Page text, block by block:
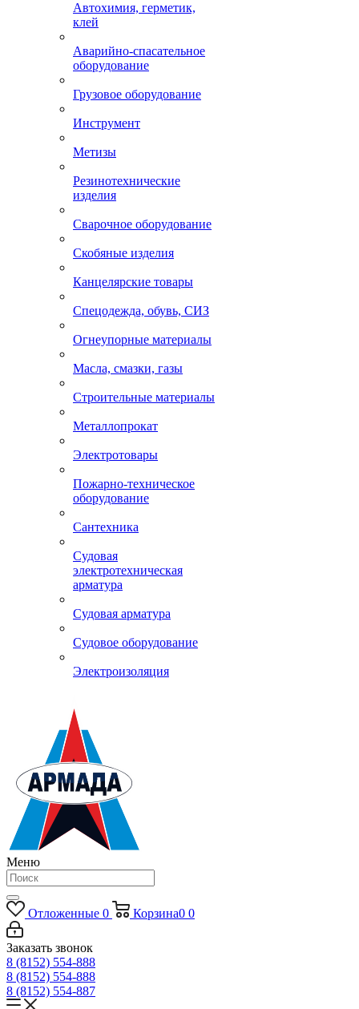
Автохимия, герметик,
клей
Аварийно-спасательное
оборудование
Грузовое оборудование
Инструмент
Метизы
Резинотехнические
изделия
Сварочное оборудование
Скобяные изделия
Канцелярские товары
Спецодежда, обувь, СИЗ
Огнеупорные материалы
Масла, смазки, газы
Строительные материалы
Металлопрокат
Электротовары
Пожарно-техническое
оборудование
Сантехника
Судовая
электротехническая
арматура
Судовая арматура
Судовое оборудование
Электроизоляция
Меню
Отложенные 0 Корзина0 0
Заказать звонок
8 (8152) 554-888
8 (8152) 554-888
8 (8152) 554-887